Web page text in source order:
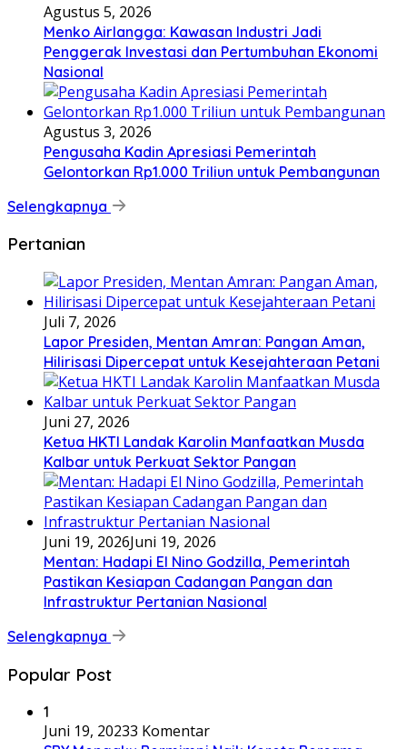
Agustus 5, 2026
Menko Airlangga: Kawasan Industri Jadi
Penggerak Investasi dan Pertumbuhan Ekonomi
Nasional
Agustus 3, 2026
Pengusaha Kadin Apresiasi Pemerintah
Gelontorkan Rp1.000 Triliun untuk Pembangunan
Selengkapnya
Pertanian
Juli 7, 2026
Lapor Presiden, Mentan Amran: Pangan Aman,
Hilirisasi Dipercepat untuk Kesejahteraan Petani
Juni 27, 2026
Ketua HKTI Landak Karolin Manfaatkan Musda
Kalbar untuk Perkuat Sektor Pangan
Juni 19, 2026Juni 19, 2026
Mentan: Hadapi El Nino Godzilla, Pemerintah
Pastikan Kesiapan Cadangan Pangan dan
Infrastruktur Pertanian Nasional
Selengkapnya
Popular Post
1
Juni 19, 20233 Komentar